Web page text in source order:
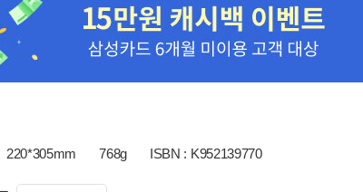
220*305mm 768g ISBN : K952139770